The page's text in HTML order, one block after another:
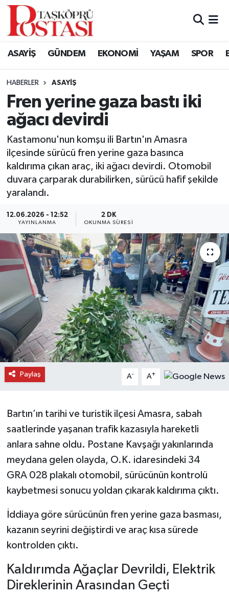
ASAYİŞ GÜNDEM EKONOMİ YAŞAM SPOR
HABERLER ASAYIŞ
Fren yerine gaza bastı iki
ağacı devirdi
Kastamonu'nun komşu ili Bartın'ın Amasra
ilçesinde sürücü fren yerine gaza basınca
kaldırıma çıkan araç, iki ağacı devirdi. Otomobil
duvara çarparak durabilirken, sürücü hafif şekilde
yaralandı.
12.06.2026 - 12:52
YAYINLANMA
2 DK
OKUNMA SÜRESI
Paylaş A- A+
Bartın’ın tarihi ve turistik ilçesi Amasra, sabah
saatlerinde yaşanan trafik kazasıyla hareketli
anlara sahne oldu. Postane Kavşağı yakınlarında
meydana gelen olayda, O.K. idaresindeki 34
GRA 028 plakalı otomobil, sürücünün kontrolü
kaybetmesi sonucu yoldan çıkarak kaldırıma çıktı.
İddiaya göre sürücünün fren yerine gaza basması,
kazanın seyrini değiştirdi ve araç kısa sürede
kontrolden çıktı.
Kaldırımda Ağaçlar Devrildi, Elektrik
Direklerinin Arasından Geçti
Kastamonu Vefat Edenler
Araç Haberleri
Azdavay Haberleri
Bozkurt Haberleri
Çatalzeytin Haberleri
Cide Haberleri
Daday Haberleri
Devrekani Haberleri
Doğanyurt Haberleri
Hanönü Haberleri
İhsangazi Haberleri
İnebolu Haberleri
Merkez Haberleri
Pınarbaşı Haberleri
Şenpazar Haberleri
Taşköprü Haberleri
Karadeniz Haberleri